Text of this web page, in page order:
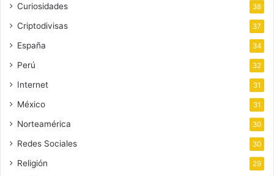
Curiosidades 38
Criptodivisas 37
España 34
Perú 32
Internet 31
México 31
Norteamérica 30
Redes Sociales 30
Religión 29